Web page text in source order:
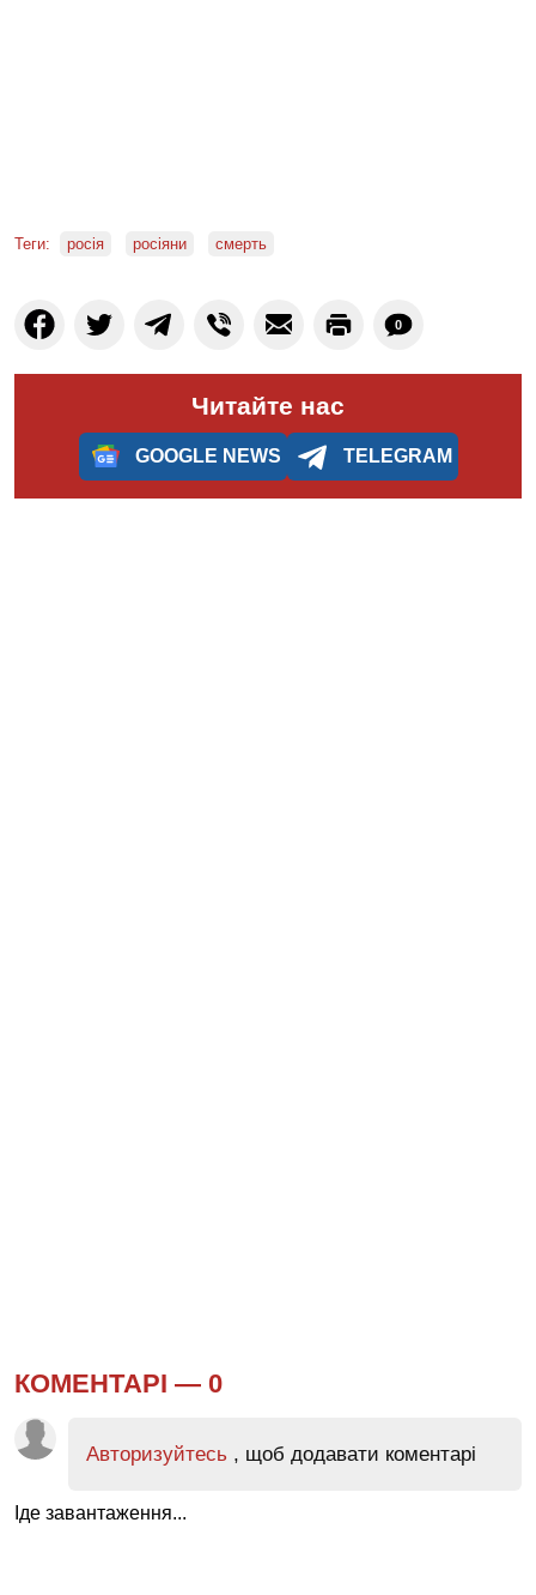
Теги: росія росіяни смерть
0
Читайте нас
GOOGLE NEWS TELEGRAM
КОМЕНТАРІ — 0
Авторизуйтесь , щоб додавати коментарі
Іде завантаження...